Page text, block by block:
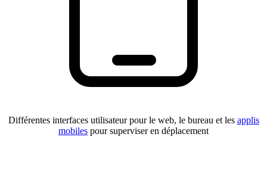
Différentes interfaces utilisateur pour le web, le bureau et les applis
mobiles pour superviser en déplacement